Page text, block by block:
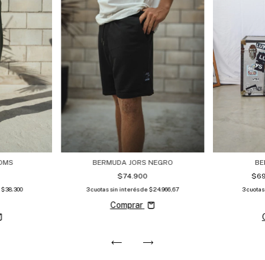
$38.300
BERMUDA JORS NEGRO
$74.900
3cuotas sin interés de$24.966,67
Comprar
3